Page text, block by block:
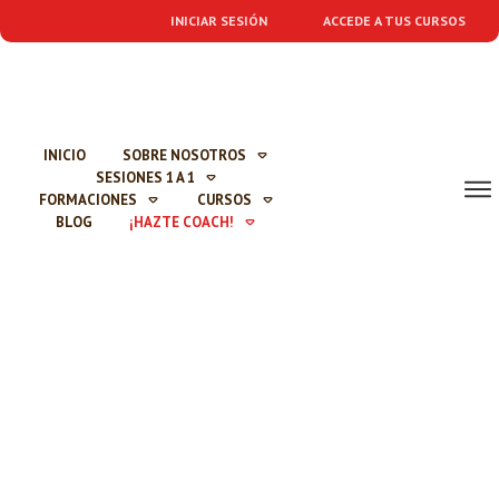
INICIAR SESIÓN ACCEDE A TUS CURSOS
INICIO
SOBRE NOSOTROS
SESIONES 1 A 1
FORMACIONES
CURSOS
BLOG
¡HAZTE COACH!